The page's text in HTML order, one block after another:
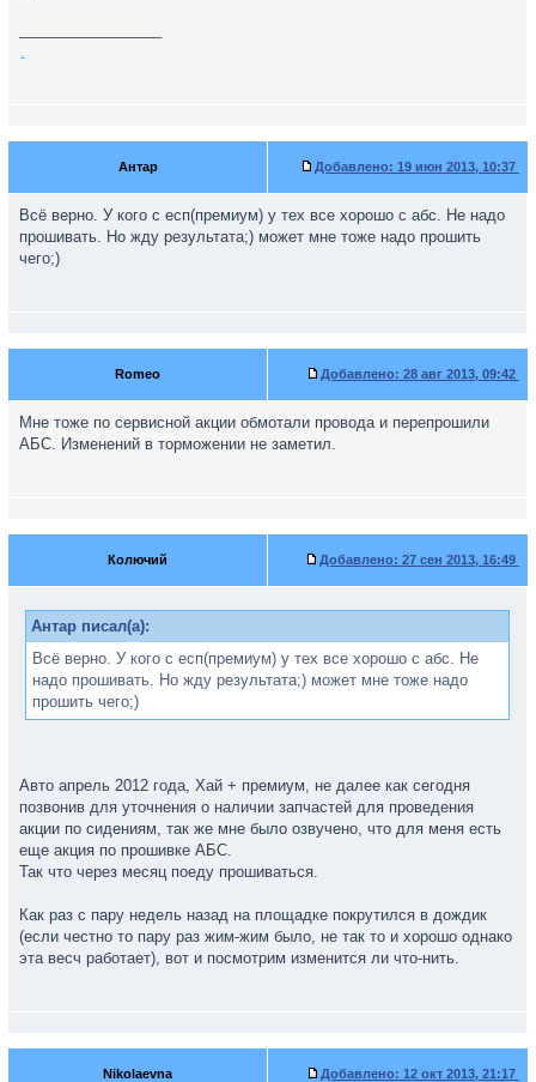
.
Антар Добавлено: 19 июн 2013, 10:37
Всё верно. У кого с есп(премиум) у тех все хорошо с абс. Не надо
прошивать. Но жду результата;) может мне тоже надо прошить
чего;)
Romeo Добавлено: 28 авг 2013, 09:42
Мне тоже по сервисной акции обмотали провода и перепрошили
АБС. Изменений в торможении не заметил.
Колючий Добавлено: 27 сен 2013, 16:49
Антар писал(а):
Всё верно. У кого с есп(премиум) у тех все хорошо с абс. Не
надо прошивать. Но жду результата;) может мне тоже надо
прошить чего;)
Авто апрель 2012 года, Хай + премиум, не далее как сегодня
позвонив для уточнения о наличии запчастей для проведения
акции по сидениям, так же мне было озвучено, что для меня есть
еще акция по прошивке АБС.
Так что через месяц поеду прошиваться.
Как раз с пару недель назад на площадке покрутился в дождик
(если честно то пару раз жим-жим было, не так то и хорошо однако
эта весч работает), вот и посмотрим изменится ли что-нить.
Nikolaevna Добавлено: 12 окт 2013, 21:17